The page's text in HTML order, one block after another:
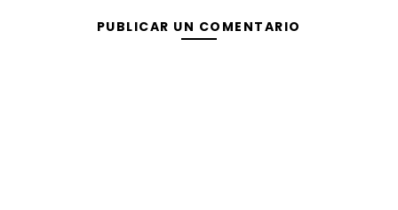
PUBLICAR UN COMENTARIO